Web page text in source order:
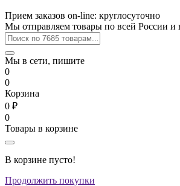
Прием заказов on-line: круглосуточно
Мы отправляем товары по всей России
Мы в сети, пишите
0
0
Корзина
0 ₽
0
Товары в корзине
В корзине пусто!
Продолжить покупки